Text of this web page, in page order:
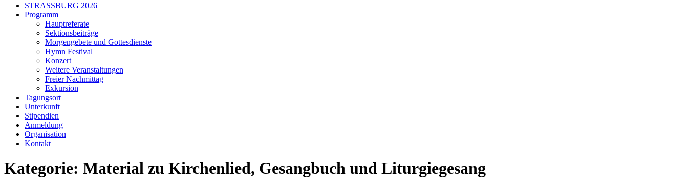
Secondary
menu
STRASSBURG 2026
Programm
Hauptreferate
Sektionsbeiträge
Morgengebete und Gottesdienste
Hymn Festival
Konzert
Weitere Veranstaltungen
Freier Nachmittag
Exkursion
Tagungsort
Unterkunft
Stipendien
Anmeldung
Organisation
Kontakt
Kategorie: Material zu Kirchenlied, Gesangbuch und Liturgiegesang